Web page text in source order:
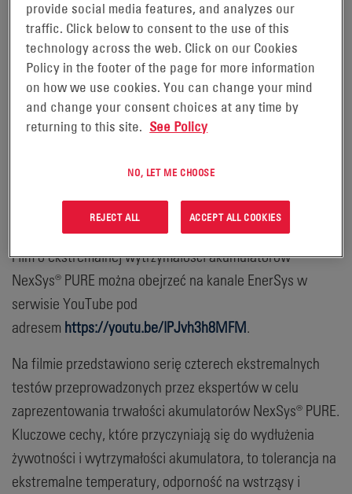
READING, Pensylwania, 18
czerwca 2020 r. –
Firma EnerSys® (NYSE:ENS), światowy lider w zakresie
rozwiązań magazynowania energii do zastosowań
przemysłowych,
technologii cienkich płyt z czystego ołowiu (TPPL)
NexSys® PURE w niezwykle wymagających warunkach.
Film o ekstremalnej wytrzymałości akumulatorów
NexSys® PURE można obejrzeć na kanale EnerSys w
serwisie YouTube pod
adresem https://youtu.be/lPJvh3h8MFM.
Na filmie przedstawiono serię czterech ekstremalnych
testów przeprowadzonych przez ekspertów w celu
zaprezentowania trwałości akumulatorów NexSys® PURE.
Kluczowe cechy, które przyczyniają się do wydłużenia
żywotności i wytrzymałości akumulatora, to tolerancja na
ekstremalne temperatury, odporność na wstrząsy i
provide social media features, and analyzes our
traffic. Click below to consent to the use of this
technology across the web. Click on our Cookies
Policy in the footer of the page for more information
on how we use cookies. You can change your mind
and change your consent choices at any time by
returning to this site. See Policy
NO, LET ME CHOOSE
REJECT ALL ACCEPT ALL COOKIES